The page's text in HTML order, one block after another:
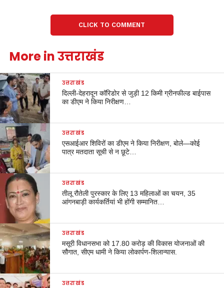
CLICK TO COMMENT
More in उत्तराखंड
उत्तराखंड
दिल्ली-देहरादून कॉरिडोर से जुड़ी 12 किमी ग्रीनफील्ड बाईपास
का डीएम ने किया निरीक्षण…
उत्तराखंड
एसआईआर शिविरों का डीएम ने किया निरीक्षण, बोले—कोई
पात्र मतदाता सूची से न छूटे…
उत्तराखंड
तीलू रौतेली पुरस्कार के लिए 13 महिलाओं का चयन, 35
आंगनबाड़ी कार्यकर्तियां भी होंगी सम्मानित…
उत्तराखंड
मसूरी विधानसभा को 17.80 करोड़ की विकास योजनाओं की
सौगात, सीएम धामी ने किया लोकार्पण-शिलान्यास.
उत्तराखंड